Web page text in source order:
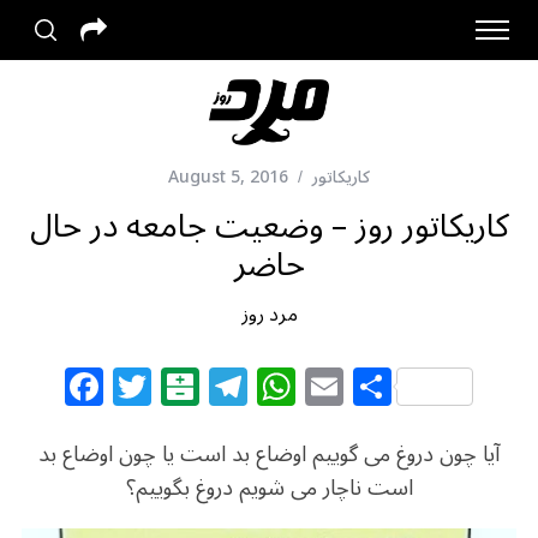
کاریکاتور August 5, 2016
کاریکاتور روز – وضعيت جامعه در حال
حاضر
مرد روز
F
a
ce
T
w
itt
e
B
al
at
ar
T
el
e
g
W
h
at
s
E
m
ai
l
S
h
ar
e
آیا چون دروغ می گوییم اوضاع بد است یا چون اوضاع بد
است ناچار می شویم دروغ بگوییم؟